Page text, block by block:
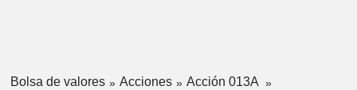
Bolsa de valores Acciones
Acción 013A